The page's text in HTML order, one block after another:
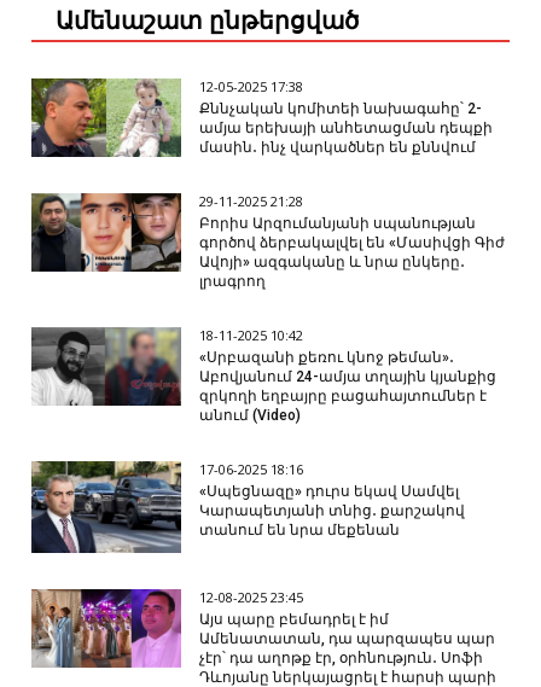
Ամենաշատ ընթերցված
12-05-2025 17:38
Քննչական կոմիտեի նախագահը՝ 2-
ամյա երեխայի անհետացման դեպքի
մասին․ ինչ վարկածներ են քննվում
29-11-2025 21:28
Բորիս Արզումանյանի սպանության
գործով ձերբակալվել են «Մասիվցի Գիժ
Ավոյի» ազգականը և նրա ընկերը․
լրագրող
18-11-2025 10:42
«Սրբազանի քեռու կնոջ թեման»․
Աբովյանում 24-ամյա տղային կյանքից
զրկողի եղբայրը բացահայտումներ է
անում (Video)
17-06-2025 18:16
«Սպեցնազը» դուրս եկավ Սամվել
Կարապետյանի տնից․ քարշակով
տանում են նրա մեքենան
12-08-2025 23:45
Այս պարը բեմադրել է իմ
Ամենատատան, դա պարզապես պար
չէր՝ դա աղոթք էր, օրհնություն․ Սոֆի
Դևոյանը ներկայացրել է հարսի պարի